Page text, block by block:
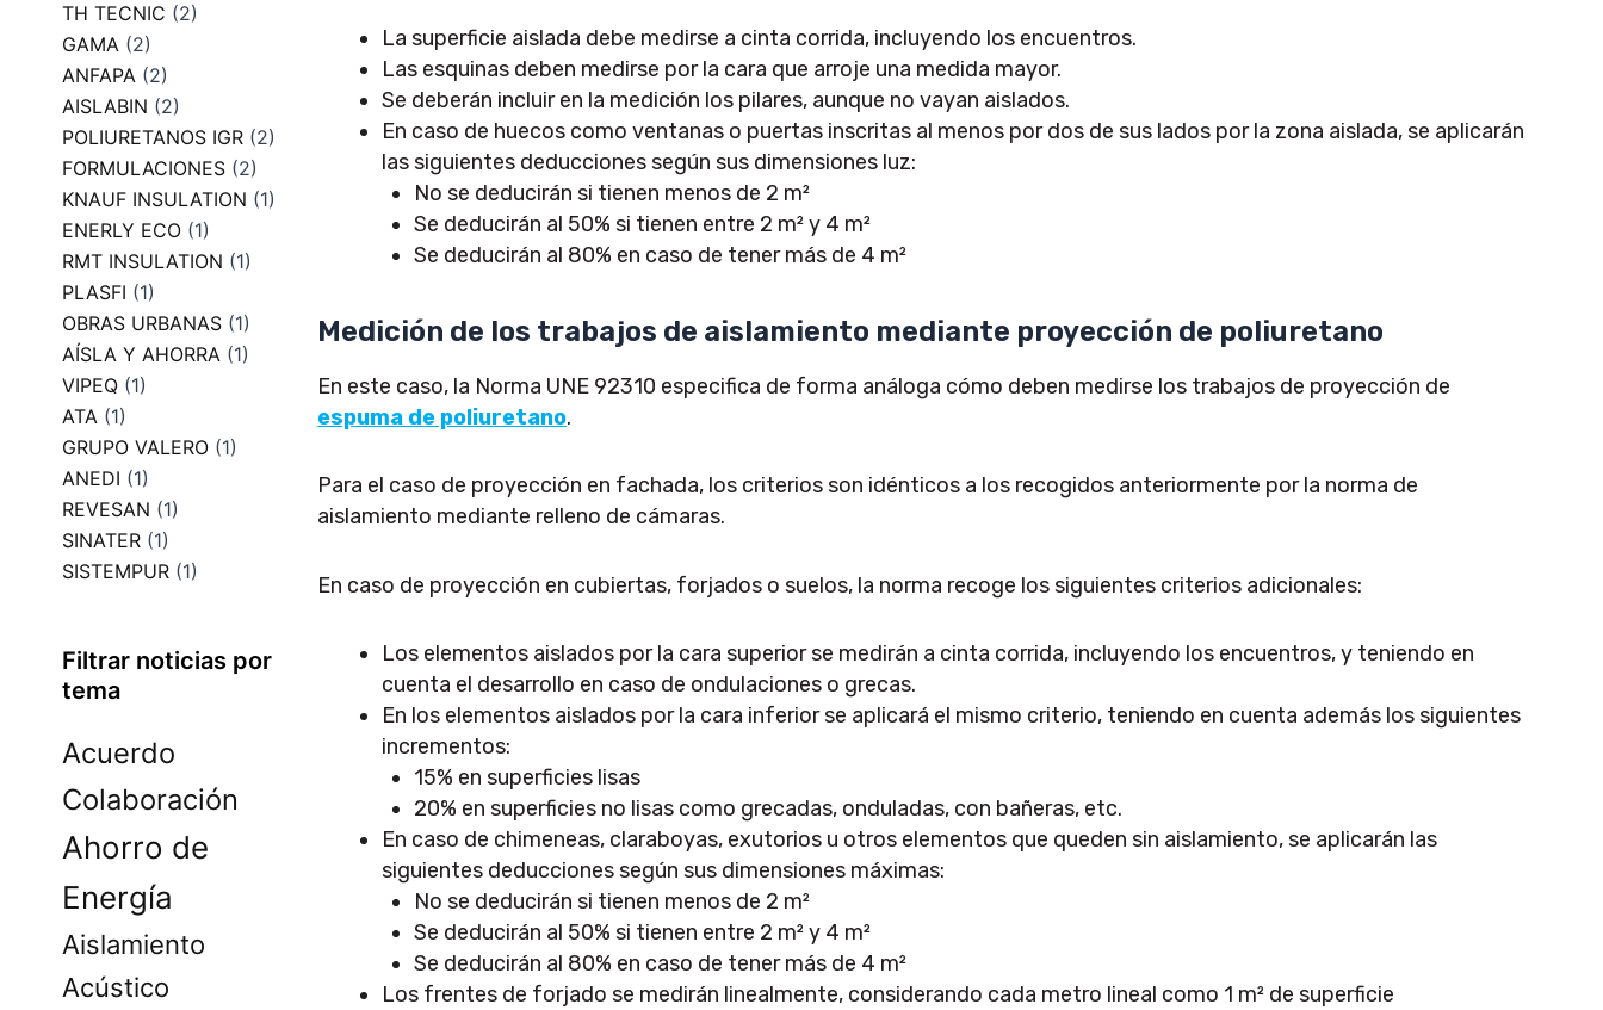
TH TECNIC (2)
GAMA (2)
ANFAPA (2)
AISLABIN (2)
POLIURETANOS IGR (2)
FORMULACIONES (2)
KNAUF INSULATION (1)
ENERLY ECO (1)
RMT INSULATION (1)
PLASFI (1)
OBRAS URBANAS (1)
AÍSLA Y AHORRA (1)
VIPEQ (1)
ATA (1)
GRUPO VALERO (1)
ANEDI (1)
REVESAN (1)
SINATER (1)
SISTEMPUR (1)
Filtrar noticias por
tema
Acuerdo
Colaboración
Ahorro de
Energía
Aislamiento
Acústico
La superficie aislada debe medirse a cinta corrida, incluyendo los encuentros.
Las esquinas deben medirse por la cara que arroje una medida mayor.
Se deberán incluir en la medición los pilares, aunque no vayan aislados.
En caso de huecos como ventanas o puertas inscritas al menos por dos de sus lados por la zona aislada, se aplicarán
las siguientes deducciones según sus dimensiones luz:
No se deducirán si tienen menos de 2 m²
Se deducirán al 50% si tienen entre 2 m² y 4 m²
Se deducirán al 80% en caso de tener más de 4 m²
Medición de los trabajos de aislamiento mediante proyección de poliuretano
En este caso, la Norma UNE 92310 especifica de forma análoga cómo deben medirse los trabajos de proyección de
espuma de poliuretano.
Para el caso de proyección en fachada, los criterios son idénticos a los recogidos anteriormente por la norma de
aislamiento mediante relleno de cámaras.
En caso de proyección en cubiertas, forjados o suelos, la norma recoge los siguientes criterios adicionales:
Los elementos aislados por la cara superior se medirán a cinta corrida, incluyendo los encuentros, y teniendo en
cuenta el desarrollo en caso de ondulaciones o grecas.
En los elementos aislados por la cara inferior se aplicará el mismo criterio, teniendo en cuenta además los siguientes
incrementos:
15% en superficies lisas
20% en superficies no lisas como grecadas, onduladas, con bañeras, etc.
En caso de chimeneas, claraboyas, exutorios u otros elementos que queden sin aislamiento, se aplicarán las
siguientes deducciones según sus dimensiones máximas:
No se deducirán si tienen menos de 2 m²
Se deducirán al 50% si tienen entre 2 m² y 4 m²
Se deducirán al 80% en caso de tener más de 4 m²
Los frentes de forjado se medirán linealmente, considerando cada metro lineal como 1 m² de superficie